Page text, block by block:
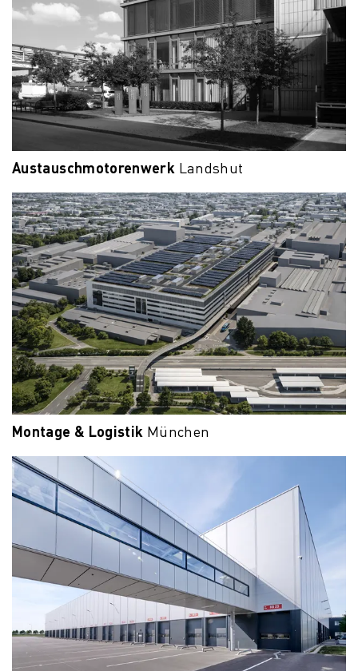
Montage & Logistik München
Austauschmotorenwerk Landshut